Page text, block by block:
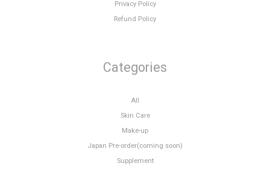
Privacy Policy
Refund Policy
Categories
All
Skin Care
Make-up
Japan Pre-order(coming soon)
Supplement